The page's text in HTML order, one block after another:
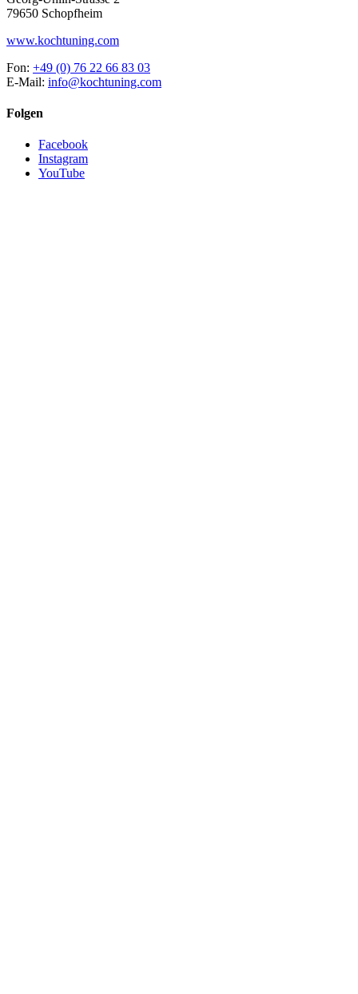
79650 Schopfheim
www.kochtuning.com
Fon: +49 (0) 76 22 66 83 03
E-Mail: info@kochtuning.com
Folgen
Facebook
Instagram
YouTube